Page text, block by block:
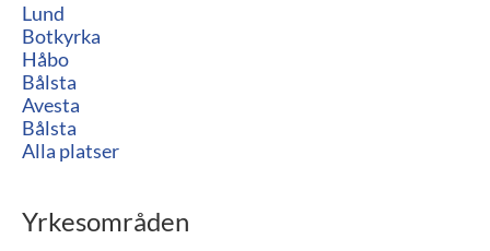
Lund
Botkyrka
Håbo
Bålsta
Avesta
Bålsta
Alla platser
Yrkesområden